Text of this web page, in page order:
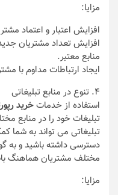
مزایا:
افزایش اعتبار و اعتماد
افزایش تعداد مشتریان
منابع معتبر.
ایجاد ارتباطات مداوم با
۴. تنوع در منابع تبلیغاتی
استفاده از خدماتخرید
تبلیغات خود را در منابع
تبلیغاتی می‌ تواند به شما
دسترسی داشته باشید و به
مختلف مشتریان هماهنگ
مزایا: